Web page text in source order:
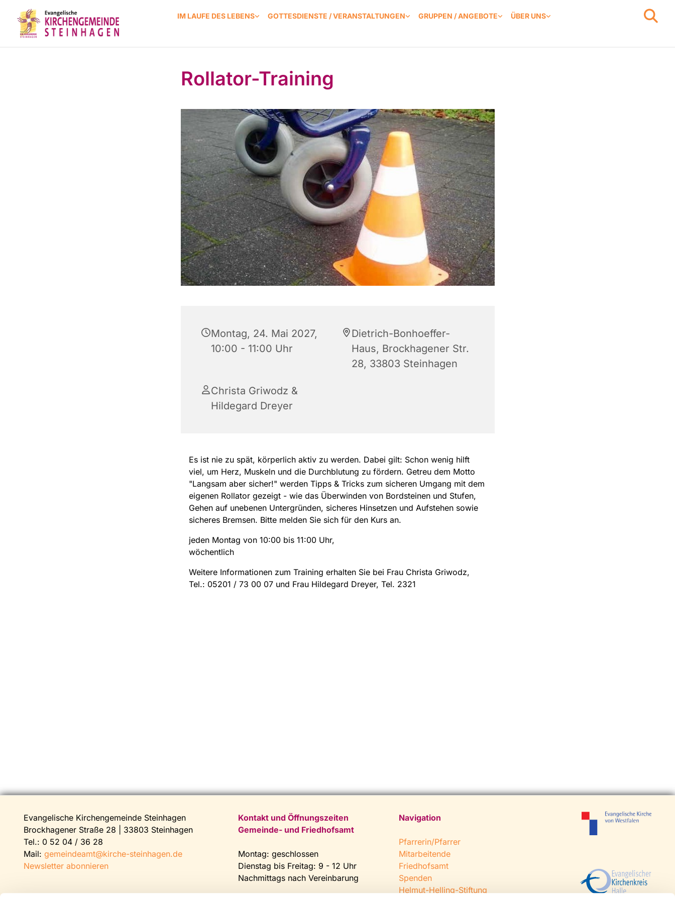
IM LAUFE DES LEBENS GOTTESDIENSTE / VERANSTALTUNGEN GRUPPEN / ANGEBOTE ÜBER UNS
Rollator-Training
Montag, 24. Mai 2027,
10:00 - 11:00 Uhr
Dietrich-Bonhoeffer-
Haus, Brockhagener Str.
28, 33803 Steinhagen
Christa Griwodz &
Hildegard Dreyer
Es ist nie zu spät, körperlich aktiv zu werden. Dabei gilt: Schon wenig hilft
viel, um Herz, Muskeln und die Durchblutung zu fördern. Getreu dem Motto
"Langsam aber sicher!" werden Tipps & Tricks zum sicheren Umgang mit dem
eigenen Rollator gezeigt - wie das Überwinden von Bordsteinen und Stufen,
Gehen auf unebenen Untergründen, sicheres Hinsetzen und Aufstehen sowie
sicheres Bremsen. Bitte melden Sie sich für den Kurs an.
jeden Montag von 10:00 bis 11:00 Uhr,
wöchentlich
Weitere Informationen zum Training erhalten Sie bei Frau Christa Griwodz,
Tel.: 05201 / 73 00 07 und Frau Hildegard Dreyer, Tel. 2321
Evangelische Kirchengemeinde Steinhagen
Brockhagener Straße 28 | 33803 Steinhagen
Tel.: 0 52 04 / 36 28
Mail: gemeindeamt@kirche-steinhagen.de
Newsletter abonnieren
Kontakt und Öffnungszeiten
Gemeinde- und Friedhofsamt
Montag: geschlossen
Dienstag bis Freitag: 9 - 12 Uhr
Nachmittags nach Vereinbarung
Navigation
Pfarrerin/Pfarrer
Mitarbeitende
Friedhofsamt
Spenden
Helmut-Helling-Stiftung